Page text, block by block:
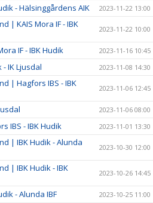
- Hälsinggårdens AIK 2023-11-22 13:00
| KAIS Mora IF - IBK
2023-11-22 10:00
IF - IBK Hudik 2023-11-16 10:45
IK Ljusdal 2023-11-08 14:30
| Hagfors IBS - IBK
2023-11-06 12:45
2023-11-06 08:00
IBS - IBK Hudik 2023-11-01 13:30
| IBK Hudik - Alunda
2023-10-30 12:00
| IBK Hudik - IBK
2023-10-26 14:45
- Alunda IBF 2023-10-25 11:00